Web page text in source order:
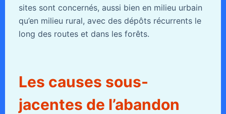
sites sont concernés, aussi bien en milieu urbain
qu’en milieu rural, avec des dépôts récurrents le
long des routes et dans les forêts.
Les causes sous-
jacentes de l’abandon